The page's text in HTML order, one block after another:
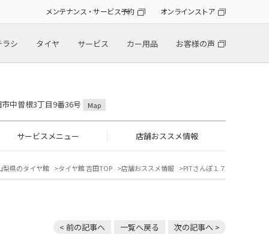
メンテナンス・サービス予約 オンラインストア
シ タイヤ サービス カー用品 お客様の声
中曽根3丁目9番36号 Map
サービスメニュー 店舗おススメ情報
梨県のタイヤ館 タイヤ館 吉田TOP 店舗おススメ情報 PITさんぽ１７
< 前の記事へ 一覧へ戻る 次の記事へ >